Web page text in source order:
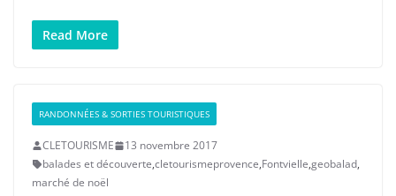
Read More
RANDONNÉES & SORTIES TOURISTIQUES
CLETOURISME
13 novembre 2017
balades et découverte,cletourismeprovence,Fontvielle,geobalad,
marché de noël